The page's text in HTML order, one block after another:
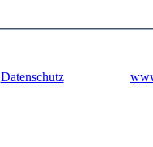
Datenschutz